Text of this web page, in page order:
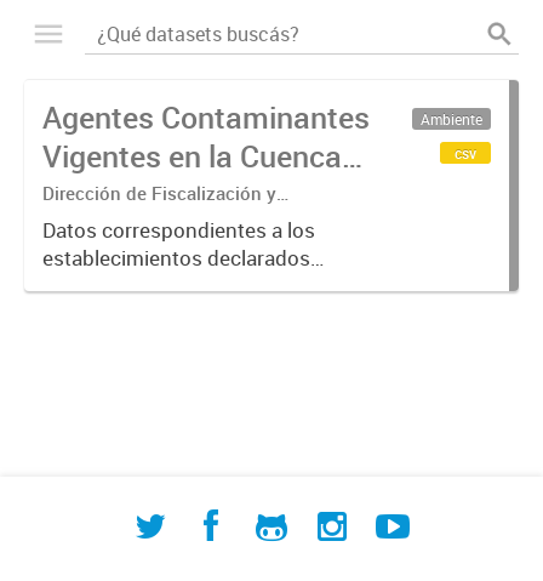
Agentes Contaminantes
Vigentes en la Cuenca
Matanza Riachuelo
(2017-2023)
Dirección de Fiscalización y
Adecuación Ambiental
Datos correspondientes a los
establecimientos declarados
"Agentes Contaminantes" por
Ambiente
csv